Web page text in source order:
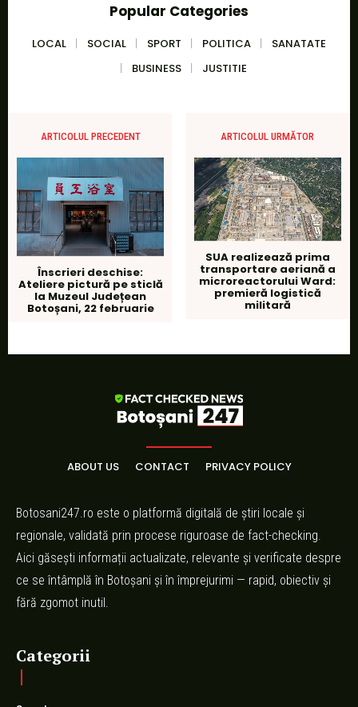
Popular Categories
LOCAL SOCIAL SPORT POLITICA
SANATATE
BUSINESS
JUSTITIE
ARTICOLUL PRECEDENT
Înscrieri deschise:
Ateliere pictură pe sticlă
la Muzeul Județean
Botoșani, 22 februarie
ARTICOLUL URMĂTOR
SUA realizează prima
transportare aeriană a
microreactorului Ward:
premieră logistică
militară
ABOUT US CONTACT PRIVACY POLICY
Botosani247.ro este o platformă digitală de știri locale și
regionale, validată prin procese riguroase de fact-checking.
Aici găsești informații actualizate, relevante și verificate despre
ce se întâmplă în Botoșani și în împrejurimi — rapid, obiectiv și
fără zgomot inutil.
Categorii